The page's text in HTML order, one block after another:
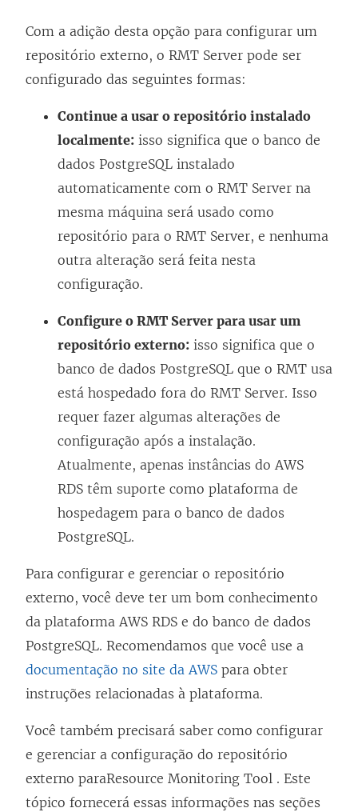
Com a adição desta opção para configurar um
repositório externo, o RMT Server pode ser
configurado das seguintes formas:
Continue a usar o repositório instalado
localmente: isso significa que o banco de
dados PostgreSQL instalado
automaticamente com o RMT Server na
mesma máquina será usado como
repositório para o RMT Server, e nenhuma
outra alteração será feita nesta
configuração.
Configure o RMT Server para usar um
repositório externo: isso significa que o
banco de dados PostgreSQL que o RMT usa
está hospedado fora do RMT Server. Isso
requer fazer algumas alterações de
configuração após a instalação.
Atualmente, apenas instâncias do AWS
RDS têm suporte como plataforma de
hospedagem para o banco de dados
PostgreSQL.
Para configurar e gerenciar o repositório
externo, você deve ter um bom conhecimento
da plataforma AWS RDS e do banco de dados
PostgreSQL. Recomendamos que você use a
documentação no site da AWS para obter
instruções relacionadas à plataforma.
Você também precisará saber como configurar
e gerenciar a configuração do repositório
externo paraResource Monitoring Tool . Este
tópico fornecerá essas informações nas seções